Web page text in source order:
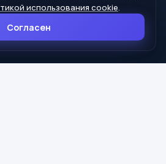
г. Сухой Лог, ул. Кирова, дом 7
использования cookie.
Согласен